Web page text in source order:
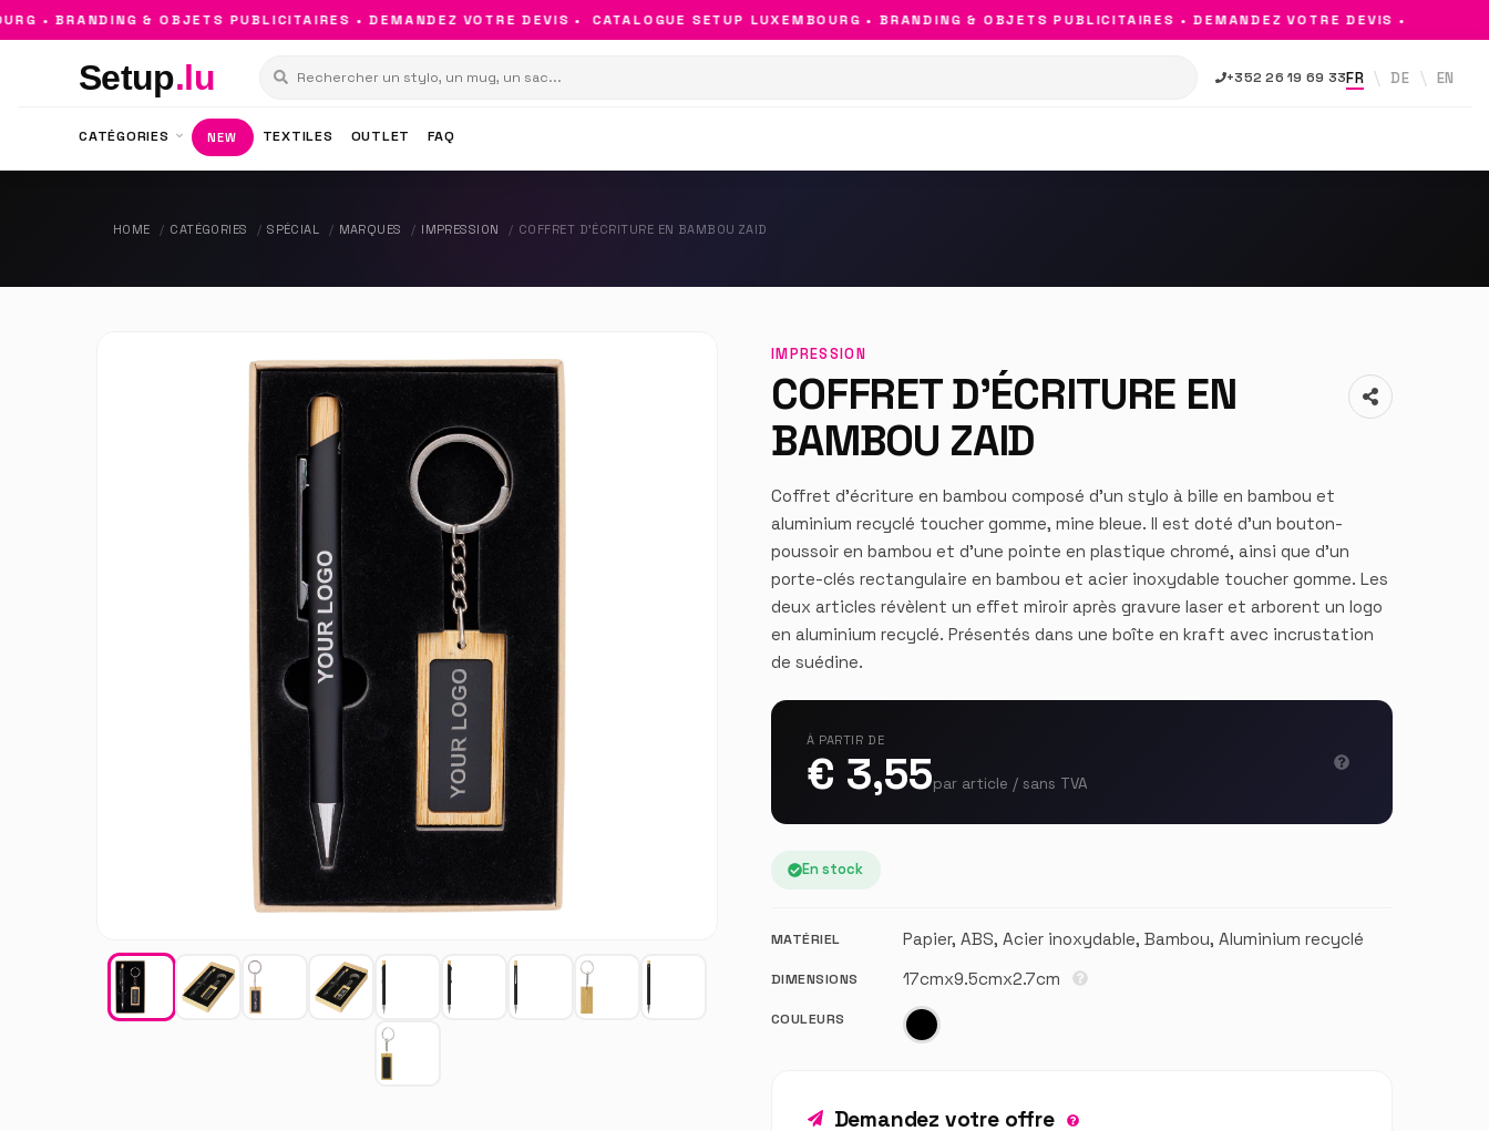
• BRANDING & OBJETS PUBLICITAIRES • DEMANDEZ VOTRE DEVIS • CATALOGUE SETUP LUXEMBOURG • BRANDING & OBJETS PUBLICITAIRES • DEMANDEZ VOTRE DEVIS •
Setup.lu +352 26 19 69 33FR DE EN
CATÉGORIES NEW TEXTILES OUTLET FAQ
HOME CATÉGORIES SPÉCIAL MARQUES IMPRESSION COFFRET D’ÉCRITURE EN BAMBOU ZAID
IMPRESSION
COFFRET D’ÉCRITURE EN
BAMBOU ZAID
Coffret d’écriture en bambou composé d’un stylo à bille en bambou et
aluminium recyclé toucher gomme, mine bleue. Il est doté d’un bouton-
poussoir en bambou et d’une pointe en plastique chromé, ainsi que d’un
porte-clés rectangulaire en bambou et acier inoxydable toucher gomme. Les
deux articles révèlent un effet miroir après gravure laser et arborent un logo
en aluminium recyclé. Présentés dans une boîte en kraft avec incrustation
de suédine.
À PARTIR DE
€ 3,55par article / sans TVA
En stock
MATÉRIEL Papier, ABS, Acier inoxydable, Bambou, Aluminium recyclé
DIMENSIONS 17cmx9.5cmx2.7cm
COULEURS
Demandez votre offre